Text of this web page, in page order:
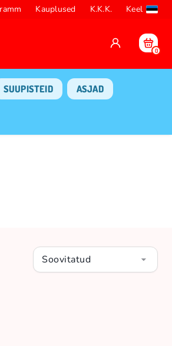
Kauplused K.K.K. Keel
0
SUUPISTEID ASJAD
Soovitatud